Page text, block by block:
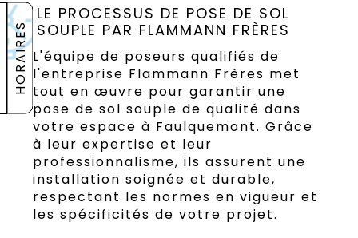
HORAIRES
LE PROCESSUS DE POSE DE SOL
SOUPLE PAR FLAMMANN FRÈRES
L'équipe de poseurs qualifiés de
l'entreprise Flammann Frères met
tout en œuvre pour garantir une
pose de sol souple de qualité dans
votre espace à Faulquemont. Grâce
à leur expertise et leur
professionnalisme, ils assurent une
installation soignée et durable,
respectant les normes en vigueur et
les spécificités de votre projet.